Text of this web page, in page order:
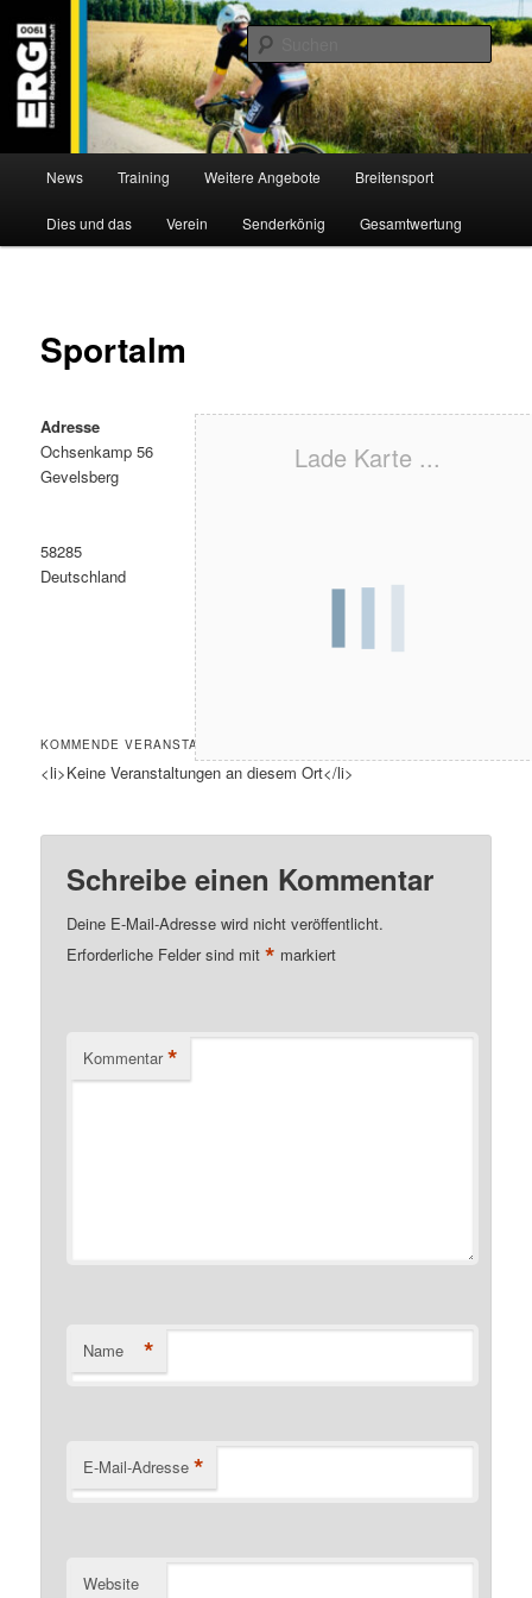
Inhalt
wechseln
ERG 1900 e.V
Willkommen bei der Essener Radsportgemeinschaft
News Training Weitere Angebote Breitensport
Dies und das Verein Senderkönig Gesamtwertung
Sportalm
Lade Karte ...
Adresse
Ochsenkamp 56
Gevelsberg
58285
Deutschland
KOMMENDE VERANSTALTUNGEN
<li>Keine Veranstaltungen an diesem Ort</li>
Schreibe einen Kommentar
Deine E-Mail-Adresse wird nicht veröffentlicht.
Erforderliche Felder sind mit* markiert
Kommentar *
Name *
E-Mail-Adresse *
Website